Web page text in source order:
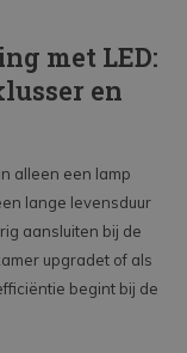
met LED:
en
alleen een lamp
lange levensduur
aansluiten bij de
upgradet of als
begint bij de